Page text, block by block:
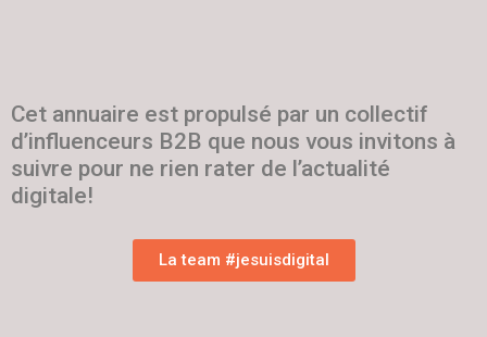
Cet annuaire est propulsé par un collectif
d’influenceurs B2B que nous vous invitons à
suivre pour ne rien rater de l’actualité
digitale!
La team #jesuisdigital